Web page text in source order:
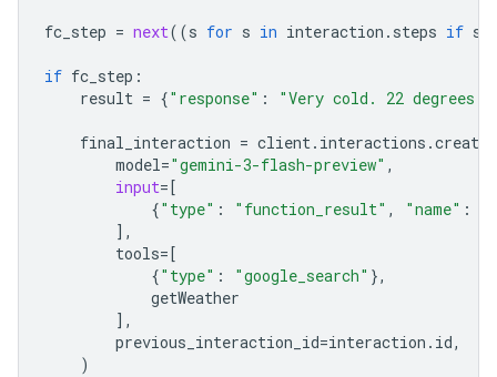
fc_step = next((s for s in interaction . steps if s
if fc_step :
result = {"response" : "Very cold. 22 degrees
final_interaction = client. interactions .create
model="gemini-3-flash-preview" ,
input=[
{"type" : "function_result" , "name" :
],
tools=[
{"type" : "google_search" },
getWeather
],
previous_interaction_id=interaction . id,
)